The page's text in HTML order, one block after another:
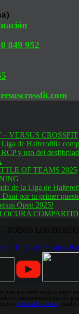
849 952
VERSUS CROSSFIT
de Halterofilia
y uso del
OF TEAMS 2025
de la Liga de
Dani por tu primer
Open 2025!
para que usted tenga la mejor
su consentimiento para la
política de cookies, pinche